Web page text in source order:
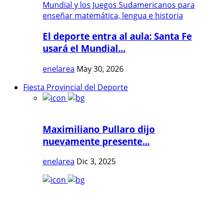
El deporte entra al aula: Santa Fe
usará el Mundial...
enelarea May 30, 2026
Fiesta Provincial del Deporte
Maximiliano Pullaro dijo
nuevamente presente...
enelarea Dic 3, 2025